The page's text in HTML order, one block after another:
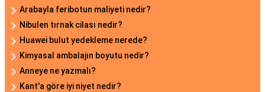
Arabayla feribotun maliyeti nedir?
Nibulen tırnak cilası nedir?
Huawei bulut yedekleme nerede?
Kimyasal ambalajın boyutu nedir?
Anneye ne yazmalı?
Kant'a göre iyi niyet nedir?